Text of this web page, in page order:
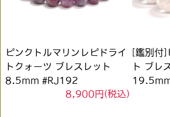
ピンクトルマリンレピドライ
トクォーツ ブレスレット
8.5mm #RJ192
8,900円(税込)
[鑑別付
ト ブレ